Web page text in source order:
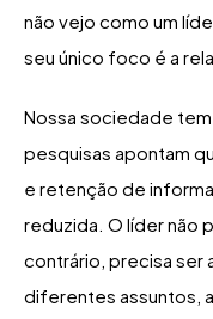
não vejo como um
seu único foco é a
Nossa sociedade
pesquisas apontam
e retenção de
reduzida. O líder não
contrário, precisa ser
diferentes assuntos,